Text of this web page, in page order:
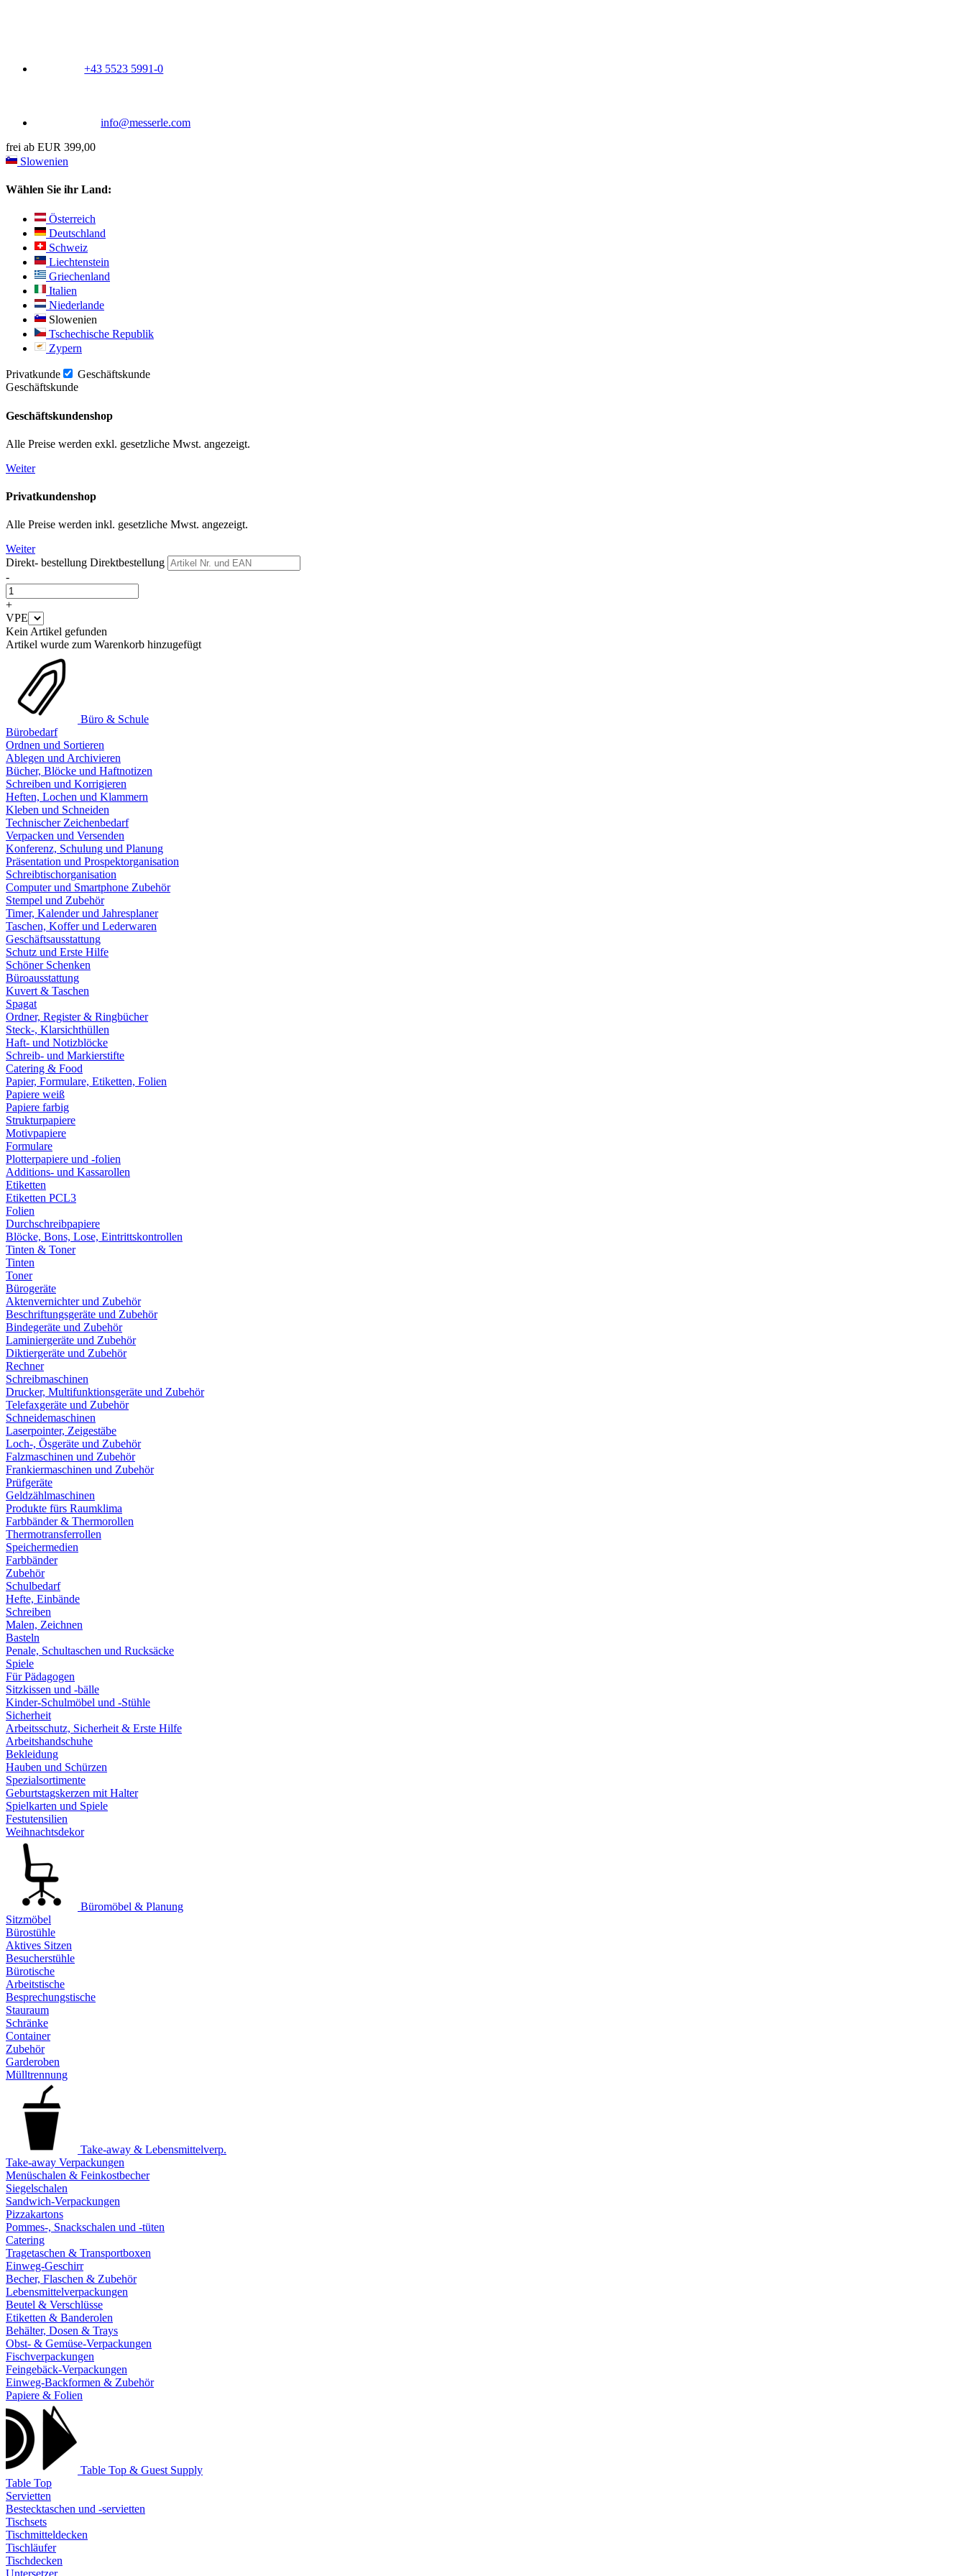
+43 5523 5991-0
info@messerle.com
frei ab EUR 399,00
Slowenien
Wählen Sie ihr Land:
Österreich
Deutschland
Schweiz
Liechtenstein
Griechenland
Italien
Niederlande
Slowenien
Tschechische Republik
Zypern
Privatkunde
Geschäftskunde
Geschäftskunde
Geschäftskundenshop
Alle Preise werden exkl. gesetzliche Mwst. angezeigt.
Weiter
Privatkundenshop
Alle Preise werden inkl. gesetzliche Mwst. angezeigt.
Weiter
Direkt- bestellung Direktbestellung
-
+
VPE
Kein Artikel gefunden
Artikel wurde zum Warenkorb hinzugefügt
Büro & Schule
Bürobedarf
Ordnen und Sortieren
Ablegen und Archivieren
Bücher, Blöcke und Haftnotizen
Schreiben und Korrigieren
Heften, Lochen und Klammern
Kleben und Schneiden
Technischer Zeichenbedarf
Verpacken und Versenden
Konferenz, Schulung und Planung
Präsentation und Prospektorganisation
Schreibtischorganisation
Computer und Smartphone Zubehör
Stempel und Zubehör
Timer, Kalender und Jahresplaner
Taschen, Koffer und Lederwaren
Geschäftsausstattung
Schutz und Erste Hilfe
Schöner Schenken
Büroausstattung
Kuvert & Taschen
Spagat
Ordner, Register & Ringbücher
Steck-, Klarsichthüllen
Haft- und Notizblöcke
Schreib- und Markierstifte
Catering & Food
Papier, Formulare, Etiketten, Folien
Papiere weiß
Papiere farbig
Strukturpapiere
Motivpapiere
Formulare
Plotterpapiere und -folien
Additions- und Kassarollen
Etiketten
Etiketten PCL3
Folien
Durchschreibpapiere
Blöcke, Bons, Lose, Eintrittskontrollen
Tinten & Toner
Tinten
Toner
Bürogeräte
Aktenvernichter und Zubehör
Beschriftungsgeräte und Zubehör
Bindegeräte und Zubehör
Laminiergeräte und Zubehör
Diktiergeräte und Zubehör
Rechner
Schreibmaschinen
Drucker, Multifunktionsgeräte und Zubehör
Telefaxgeräte und Zubehör
Schneidemaschinen
Laserpointer, Zeigestäbe
Loch-, Ösgeräte und Zubehör
Falzmaschinen und Zubehör
Frankiermaschinen und Zubehör
Prüfgeräte
Geldzählmaschinen
Produkte fürs Raumklima
Farbbänder & Thermorollen
Thermotransferrollen
Speichermedien
Farbbänder
Zubehör
Schulbedarf
Hefte, Einbände
Schreiben
Malen, Zeichnen
Basteln
Penale, Schultaschen und Rucksäcke
Spiele
Für Pädagogen
Sitzkissen und -bälle
Kinder-Schulmöbel und -Stühle
Sicherheit
Arbeitsschutz, Sicherheit & Erste Hilfe
Arbeitshandschuhe
Bekleidung
Hauben und Schürzen
Spezialsortimente
Geburtstagskerzen mit Halter
Spielkarten und Spiele
Festutensilien
Weihnachtsdekor
Büromöbel & Planung
Sitzmöbel
Bürostühle
Aktives Sitzen
Besucherstühle
Bürotische
Arbeitstische
Besprechungstische
Stauraum
Schränke
Container
Zubehör
Garderoben
Mülltrennung
Take-away & Lebensmittelverp.
Take-away Verpackungen
Menüschalen & Feinkostbecher
Siegelschalen
Sandwich-Verpackungen
Pizzakartons
Pommes-, Snackschalen und -tüten
Catering
Tragetaschen & Transportboxen
Einweg-Geschirr
Becher, Flaschen & Zubehör
Lebensmittelverpackungen
Beutel & Verschlüsse
Etiketten & Banderolen
Behälter, Dosen & Trays
Obst- & Gemüse-Verpackungen
Fischverpackungen
Feingebäck-Verpackungen
Einweg-Backformen & Zubehör
Papiere & Folien
Table Top & Guest Supply
Table Top
Servietten
Bestecktaschen und -servietten
Tischsets
Tischmitteldecken
Tischläufer
Tischdecken